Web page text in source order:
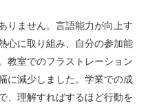
りません。言語能力が向上す
心に取り組み、自分の参加能
教室でのフラストレーション
に減少しました。学業での成
、理解すればするほど行動を